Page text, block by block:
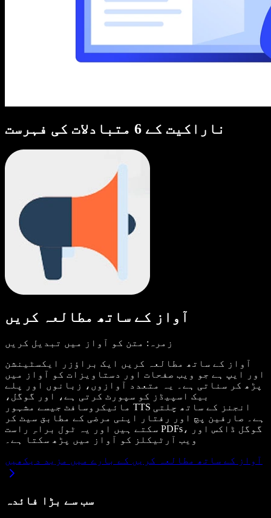
ناراکیت کے 6 متبادلات کی فہرست
آواز کے ساتھ مطالعہ کریں
زمرہ: متن کو آواز میں تبدیل کریں
آواز کے ساتھ مطالعہ کریں ایک براؤزر ایکسٹینشن
اور ایپ ہے جو ویب صفحات اور دستاویزات کو آواز میں
پڑھ کر سناتی ہے۔ یہ متعدد آوازوں، زبانوں اور پلے
بیک اسپیڈز کو سپورٹ کرتی ہے، اور گوگل،
مائیکروسافٹ جیسے مشہور TTS انجنز کے ساتھ چلتی
ہے۔ صارفین پچ اور رفتار اپنی مرضی کے مطابق سیٹ کر
سکتے ہیں اور یہ ٹول براہِ راست PDFs، گوگل ڈاکس اور
ویب آرٹیکلز کو آواز میں پڑھ سکتا ہے۔
آواز کے ساتھ مطالعہ کریں کے بارے میں مزید دیکھیں
سب سے بڑا فائدہ